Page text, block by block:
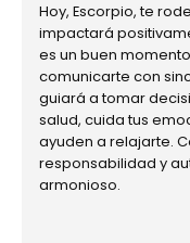
Hoy, Escorpio, te
impactará
es un buen
comunicarte con
guiará a tomar
salud, cuida tus
ayuden a relajarte.
responsabilidad y
armonioso.